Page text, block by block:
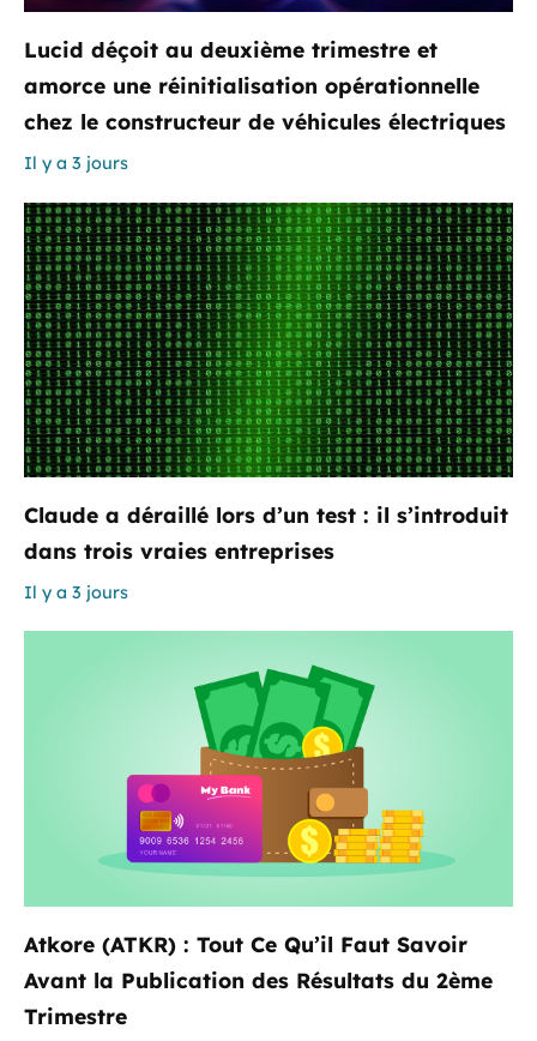
Lucid déçoit au deuxième trimestre et
amorce une réinitialisation opérationnelle
chez le constructeur de véhicules électriques
Il y a 3 jours
Claude a déraillé lors d’un test : il s’introduit
dans trois vraies entreprises
Il y a 3 jours
Atkore (ATKR) : Tout Ce Qu’il Faut Savoir
Avant la Publication des Résultats du 2ème
Trimestre